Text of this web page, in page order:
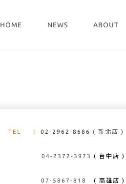
HOME NEWS ABOUT
TEL | 02-2962-8686 ( 新北店 )
04-2372-3973 ( 台中店 )
07-5867-818 ( 高雄店 )